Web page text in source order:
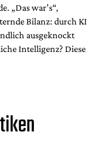
„Das war’s“,
Bilanz: durch KI
ausgeknockt
Intelligenz? Diese